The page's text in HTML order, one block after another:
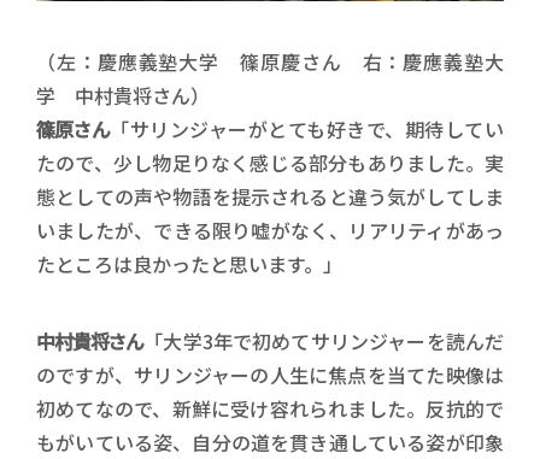
（左：慶應義塾大学 篠原慶さん 右：慶應義塾大
学 中村貴将さん）
篠原さん「サリンジャーがとても好きで、期待してい
たので、少し物足りなく感じる部分もありました。実
態としての声や物語を提示されると違う気がしてしま
いましたが、できる限り嘘がなく、リアリティがあっ
たところは良かったと思います。」
中村貴将さん「大学3年で初めてサリンジャーを読んだ
のですが、サリンジャーの人生に焦点を当てた映像は
初めてなので、新鮮に受け容れられました。反抗的で
もがいている姿、自分の道を貫き通している姿が印象